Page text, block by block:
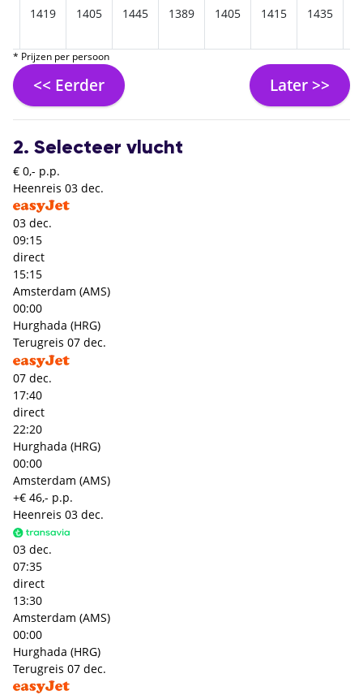
1419 1405 1445 1389 1405 1415 1435
* Prijzen per persoon
<< Eerder Later >>
2. Selecteer vlucht
€ 0,- p.p.
Heenreis 03 dec.
03 dec.
09:15
direct
15:15
Amsterdam (AMS)
00:00
Hurghada (HRG)
Terugreis 07 dec.
07 dec.
17:40
direct
22:20
Hurghada (HRG)
00:00
Amsterdam (AMS)
+€ 46,- p.p.
Heenreis 03 dec.
03 dec.
07:35
direct
13:30
Amsterdam (AMS)
00:00
Hurghada (HRG)
Terugreis 07 dec.